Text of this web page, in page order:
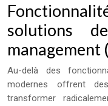
solutions
management
Au-delà des
modernes offrent
transformer